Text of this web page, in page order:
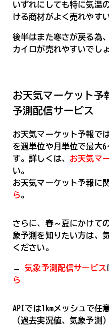
いずれにしても特に気温
ける商材がよく売れやす
後半はまた寒さが戻る為
カイロが売れやすいでしょ
お天気マーケット予
予測配信サービス
お天気マーケット予報で
を週単位や月単位で最大
す。詳しくは、 お天気マ
い。
お天気マーケット予報に
ら。
さらに、春～夏にかけて
象予測を知りたい方は、
ください。
→気象予測配信サービス
ら
APIでは1kmメッシュで任
（過去実況値、気象予測